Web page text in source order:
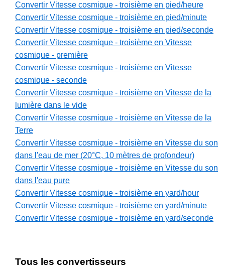
Convertir Vitesse cosmique - troisième en pied/heure
Convertir Vitesse cosmique - troisième en pied/minute
Convertir Vitesse cosmique - troisième en pied/seconde
Convertir Vitesse cosmique - troisième en Vitesse
cosmique - première
Convertir Vitesse cosmique - troisième en Vitesse
cosmique - seconde
Convertir Vitesse cosmique - troisième en Vitesse de la
lumière dans le vide
Convertir Vitesse cosmique - troisième en Vitesse de la
Terre
Convertir Vitesse cosmique - troisième en Vitesse du son
dans l'eau de mer (20°C, 10 mètres de profondeur)
Convertir Vitesse cosmique - troisième en Vitesse du son
dans l'eau pure
Convertir Vitesse cosmique - troisième en yard/hour
Convertir Vitesse cosmique - troisième en yard/minute
Convertir Vitesse cosmique - troisième en yard/seconde
Tous les convertisseurs